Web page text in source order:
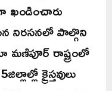
ఖండించారు
నిరసనలో పాల్గొని
రాష్ట్రంలో
క్రైస్తవులు